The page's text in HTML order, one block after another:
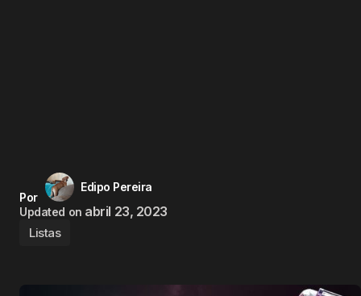
Por
Edipo Pereira
Updated on abril 23, 2023
Listas